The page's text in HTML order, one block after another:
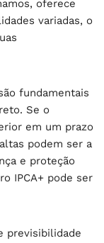
oferece
variadas, o
fundamentais
Se o
em um prazo
podem ser a
e proteção
IPCA+ pode ser
previsibilidade